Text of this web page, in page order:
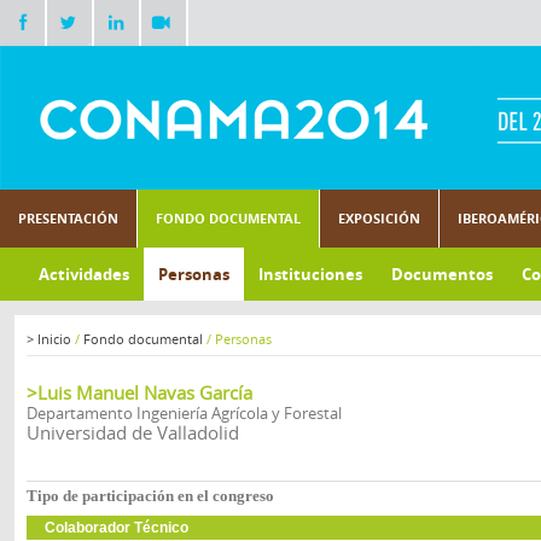
PRESENTACIÓN FONDO DOCUMENTAL EXPOSICIÓN
Actividades Personas Instituciones Documentos
> Inicio / Fondo documental / Personas
>Luis Manuel Navas García
Departamento Ingeniería Agrícola y Forestal
Universidad de Valladolid
Tipo de participación en el congreso
Colaborador Técnico